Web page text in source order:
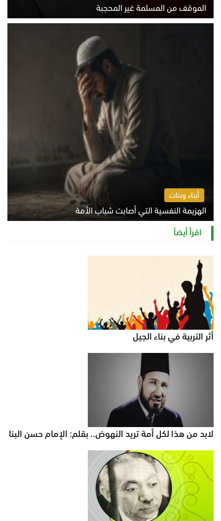
الموقف من المسلمة غير المحجبة
الخميس 6 أغسطس 2026 10:45 ص
أبناء وبنات
الهزيمة النفسية التي أصابت شباب الأمة
الخميس 6 أغسطس 2026 11:12 ص
اقرأ أيضاً
أثر التربية في بناء الجيل
لابد من هذا لكل أمة تريد النهوض.. بقلم: الإمام حسن البنا